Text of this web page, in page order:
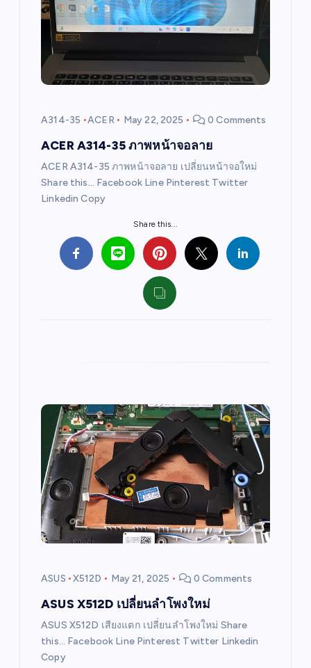
A314-35 ACER May 22, 2025 0 Comments
ACER A314-35 ภาพหน้าจอลาย
ACER A314-35 ภาพหน้าจอลาย เปลี่ยนหน้าจอใหม่
Share this… Facebook Line Pinterest Twitter
Linkedin Copy
Share this...
ASUS X512D May 21, 2025 0 Comments
ASUS X512D เปลี่ยนลำโพงใหม่
ASUS X512D เสียงแตก เปลี่ยนลำโพงใหม่ Share
this… Facebook Line Pinterest Twitter Linkedin
Copy